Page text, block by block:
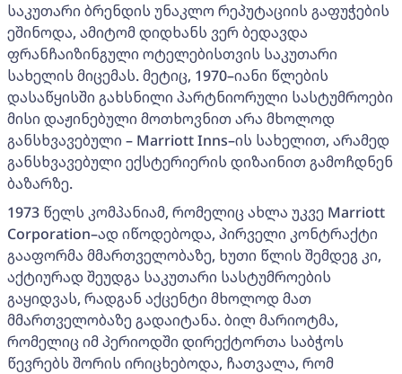
საკუთარი ბრენდის უნაკლო რეპუტაციის გაფუჭების
ეშინოდა, ამიტომ დიდხანს ვერ ბედავდა
ფრანჩაიზინგული ოტელებისთვის საკუთარი
სახელის მიცემას. მეტიც, 1970–იანი წლების
დასაწყისში გახსნილი პარტნიორული სასტუმროები
მისი დაჟინებული მოთხოვნით არა მხოლოდ
განსხვავებული – Marriott Inns–ის სახელით, არამედ
განსხვავებული ექსტერიერის დიზაინით გამოჩდნენ
ბაზარზე.
1973 წელს კომპანიამ, რომელიც ახლა უკვე Marriott
Corporation–ად იწოდებოდა, პირველი კონტრაქტი
გააფორმა მმართველობაზე, ხუთი წლის შემდეგ კი,
აქტიურად შეუდგა საკუთარი სასტუმროების
გაყიდვას, რადგან აქცენტი მხოლოდ მათ
მმართველობაზე გადაიტანა. ბილ მარიოტმა,
რომელიც იმ პერიოდში დირექტორთა საბჭოს
წევრებს შორის ირიცხებოდა, ჩათვალა, რომ